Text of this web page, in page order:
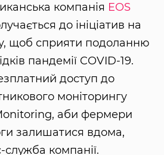
компанія EOS
до ініціатив на
щоб сприяти подоланню
пандемії COVID-19.
доступ до
моніторингу
аби фермери
залишатися вдома,
компанії.